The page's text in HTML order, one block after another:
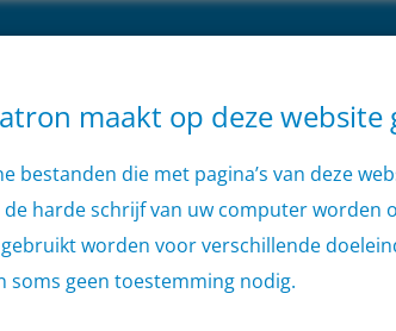
Home Verhuur Verdeelkasten
Verdeelkasten
maakt op deze website
bestanden die met pagina’s van deze
harde schrijf van uw computer worden
worden voor verschillende
soms geen toestemming nodig.